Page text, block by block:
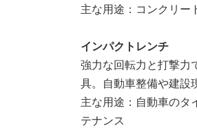
主な用途：コンクリー
インパクトレンチ
強力な回転力と打撃力
具。自動車整備や建設
主な用途：自動車のタ
テナンス